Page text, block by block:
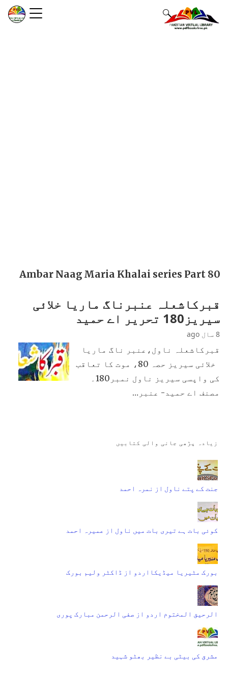
Ambar Naag Maria Khalai series Part 80
قبرکاشعلہ عنبرناگ ماریا خلائی
سیریز180 تحریر اے حمید
8 سال ago
قبرکاشعلہ ناول،عنبر ناگ ماریا
خلائی سیریز حصہ 80، موت کا تعاقب
مصنف اے حمید- عنبر…
زیادہ پڑھی جانی والی کتابیں
جنت کے پتے ناول از نمرہ احمد
کوئی بات ہے تیری بات میں ناول از عمیرہ احمد
بورک مٹیریا میڈیکااردو از ڈاکٹر ولیم بورک
الرحیق المختوم اردو از صفی الرحمن مبارک پوری
مشرق کی بیٹی بے نظیر بھٹو شہید